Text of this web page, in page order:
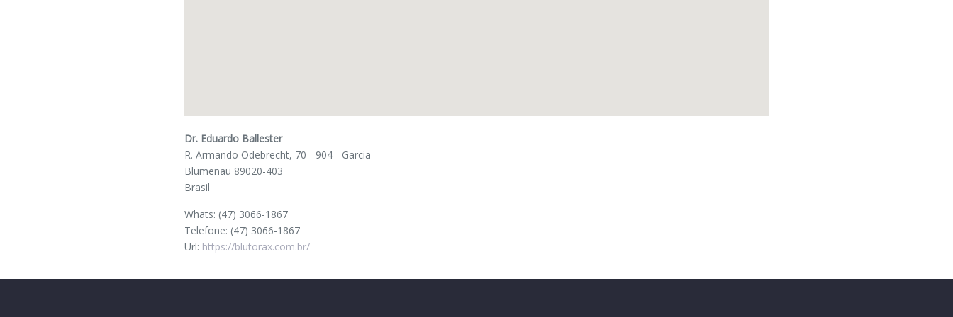
Dr. Eduardo Ballester
R. Armando Odebrecht, 70 - 904 - Garcia
Blumenau 89020-403
Brasil
Whats: (47) 3066-1867
Telefone: (47) 3066-1867
Url: https://blutorax.com.br/